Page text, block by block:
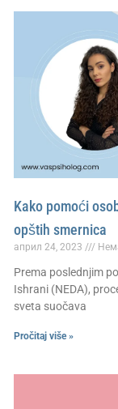
Kako pomoći
opštih smernica
април 24, 2023
Prema poslednjim
Ishrani (NEDA),
sveta suočava
Pročitaj više »